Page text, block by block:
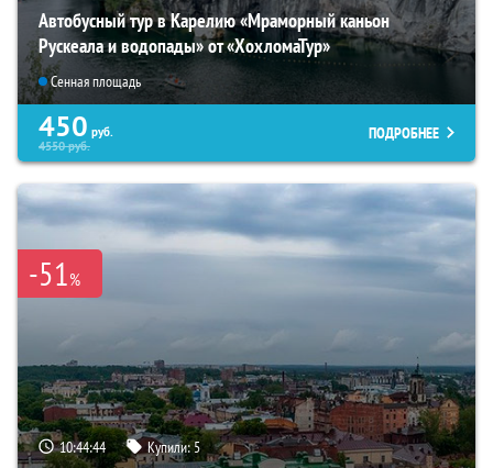
Автобусный тур в Карелию «Мраморный каньон
Рускеала и водопады» от «ХохломаТур»
Сенная площадь
450 руб.
4550руб.
ПОДРОБНЕЕ
-51%
10:44:42 Купили:5